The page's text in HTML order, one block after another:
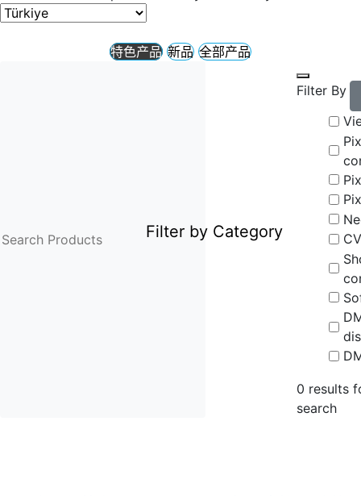
特色产品 新品 全部产品
Filter by Category
Filter By
0 results
search